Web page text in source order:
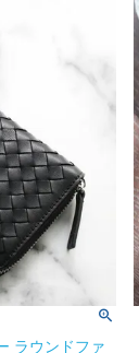
ラウンドファ